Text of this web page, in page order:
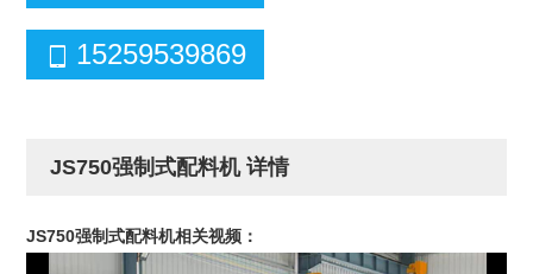
 15259539869
JS750强制式配料机详情
JS750强制式配料机相关视频：